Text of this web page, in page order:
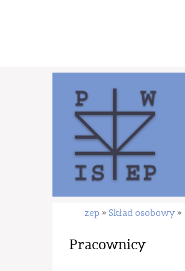
zep » Skład osobowy »
Pracownicy